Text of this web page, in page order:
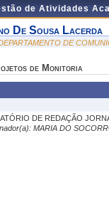
de Atividades
De Sousa Lacerda
DE
de Monitoria
DE REDAÇÃO
MARIA DO